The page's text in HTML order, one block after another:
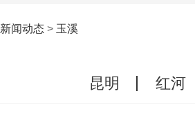
新闻动态 > 玉溪
昆明 红河